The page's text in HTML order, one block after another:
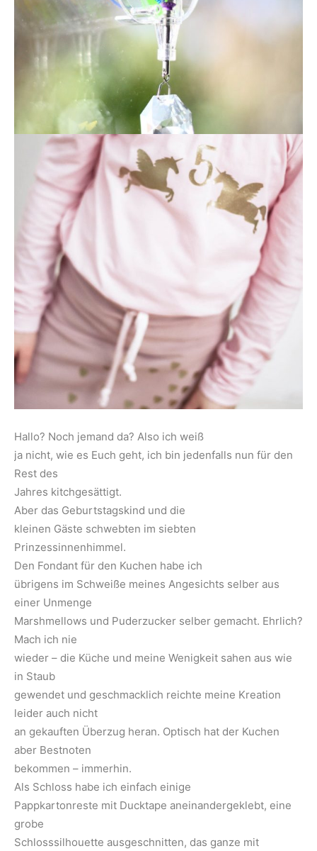
Hallo? Noch jemand da? Also ich weiß
ja nicht, wie es Euch geht, ich bin jedenfalls nun für den
Rest des
Jahres kitchgesättigt.
Aber das Geburtstagskind und die
kleinen Gäste schwebten im siebten
Prinzessinnenhimmel.
Den Fondant für den Kuchen habe ich
übrigens im Schweiße meines Angesichts selber aus
einer Unmenge
Marshmellows und Puderzucker selber gemacht. Ehrlich?
Mach ich nie
wieder – die Küche und meine Wenigkeit sahen aus wie
in Staub
gewendet und geschmacklich reichte meine Kreation
leider auch nicht
an gekauften Überzug heran. Optisch hat der Kuchen
aber Bestnoten
bekommen – immerhin.
Als Schloss habe ich einfach einige
Pappkartonreste mit Ducktape aneinandergeklebt, eine
grobe
Schlosssilhouette ausgeschnitten, das ganze mit